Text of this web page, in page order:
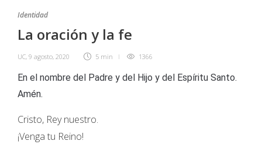
Identidad
La oración y la fe
UC, 9 agosto, 2020 5 min 1366
En el nombre del Padre y del Hijo y del Espíritu Santo.
Amén.
Cristo, Rey nuestro.
¡Venga tu Reino!